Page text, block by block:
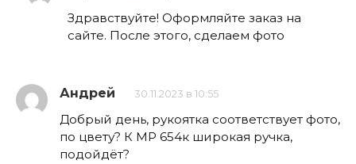
Здравствуйте! Оформляйте заказ на
сайте. После этого, сделаем фото
Андрей 30.11.2023 в 10:55
Добрый день, рукоятка соответствует фото,
по цвету? К МР 654к широкая ручка,
подойдёт?